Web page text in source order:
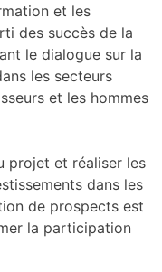
et les
des succès de la
le dialogue sur la
les secteurs
et les hommes
projet et réaliser les
dans les
de prospects est
la participation